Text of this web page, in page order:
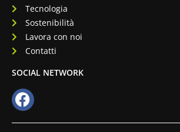
Tecnologia
Sostenibilità
Lavora con noi
Contatti
SOCIAL NETWORK